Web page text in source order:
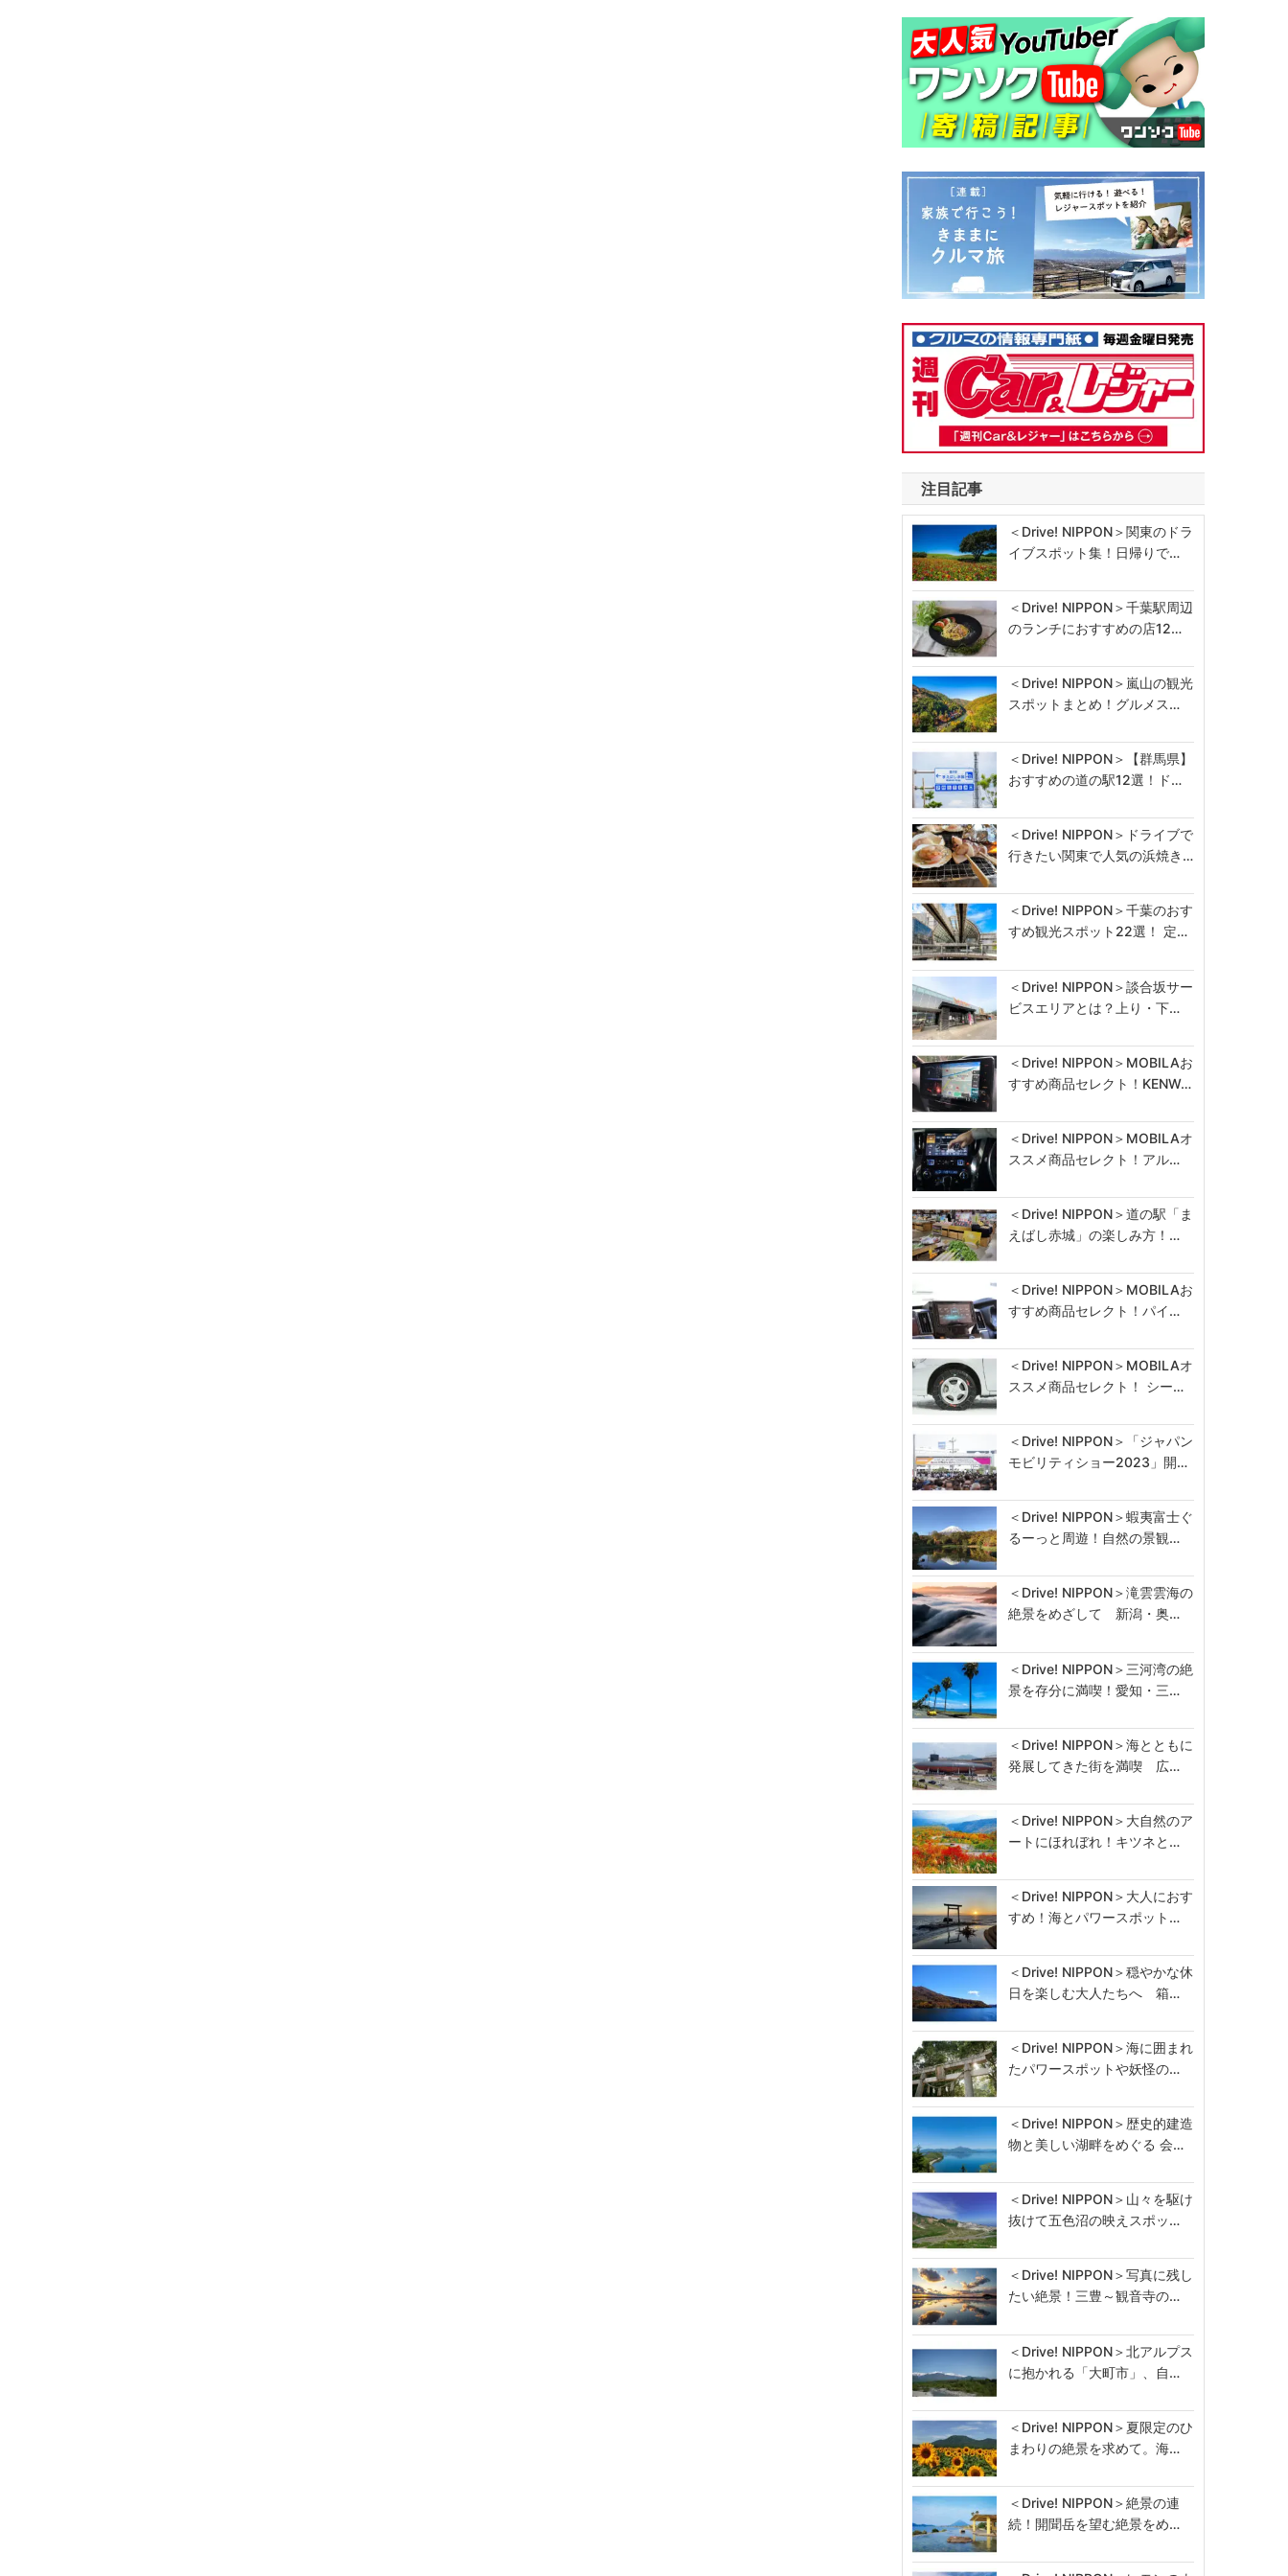
注目記事
＜Drive! NIPPON＞関東のドラ
イブスポット集！日帰りで…
＜Drive! NIPPON＞千葉駅周辺
のランチにおすすめの店12…
＜Drive! NIPPON＞嵐山の観光
スポットまとめ！グルメス…
＜Drive! NIPPON＞【群馬県】
おすすめの道の駅12選！ド…
＜Drive! NIPPON＞ドライブで
行きたい関東で人気の浜焼き…
＜Drive! NIPPON＞千葉のおす
すめ観光スポット22選！ 定…
＜Drive! NIPPON＞談合坂サー
ビスエリアとは？上り・下…
＜Drive! NIPPON＞MOBILAお
すすめ商品セレクト！KENW…
＜Drive! NIPPON＞MOBILAオ
ススメ商品セレクト！アル…
＜Drive! NIPPON＞道の駅「ま
えばし赤城」の楽しみ方！…
＜Drive! NIPPON＞MOBILAお
すすめ商品セレクト！パイ…
＜Drive! NIPPON＞MOBILAオ
ススメ商品セレクト！ シー…
＜Drive! NIPPON＞「ジャパン
モビリティショー2023」開…
＜Drive! NIPPON＞蝦夷富士ぐ
るーっと周遊！自然の景観…
＜Drive! NIPPON＞滝雲雲海の
絶景をめざして 新潟・奥…
＜Drive! NIPPON＞三河湾の絶
景を存分に満喫！愛知・三…
＜Drive! NIPPON＞海とともに
発展してきた街を満喫 広…
＜Drive! NIPPON＞大自然のア
ートにほれぼれ！キツネと…
＜Drive! NIPPON＞大人におす
すめ！海とパワースポット…
＜Drive! NIPPON＞穏やかな休
日を楽しむ大人たちへ 箱…
＜Drive! NIPPON＞海に囲まれ
たパワースポットや妖怪の…
＜Drive! NIPPON＞歴史的建造
物と美しい湖畔をめぐる 会…
＜Drive! NIPPON＞山々を駆け
抜けて五色沼の映えスポッ…
＜Drive! NIPPON＞写真に残し
たい絶景！三豊～観音寺の…
＜Drive! NIPPON＞北アルプス
に抱かれる「大町市」、自…
＜Drive! NIPPON＞夏限定のひ
まわりの絶景を求めて。海…
＜Drive! NIPPON＞絶景の連
続！開聞岳を望む絶景をめ…